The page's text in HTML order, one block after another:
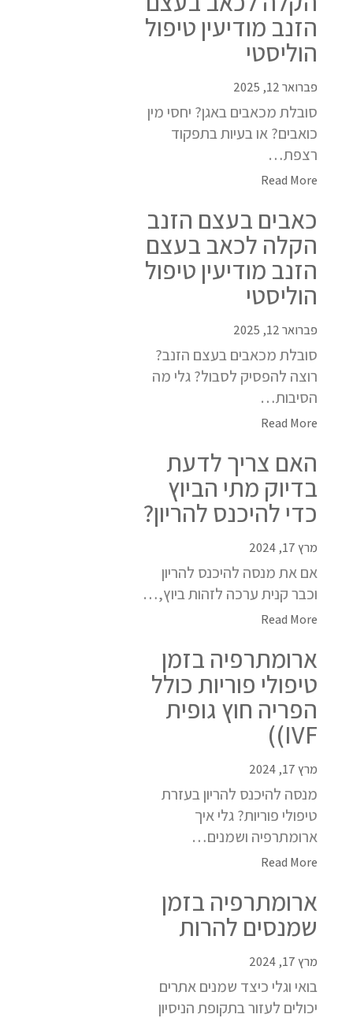
הזנב מודיעין טיפול
הוליסטי
פברואר 12, 2025
סובלת מכאבים באגן? יחסי מין
כואבים? או בעיות בתפקוד
רצפת…
Read More
כאבים בעצם הזנב
הקלה לכאב בעצם
הזנב מודיעין טיפול
הוליסטי
פברואר 12, 2025
סובלת מכאבים בעצם הזנב?
רוצה להפסיק לסבול? גלי מה
הסיבות…
Read More
האם צריך לדעת
בדיוק מתי הביוץ
כדי להיכנס להריון?
מרץ 17, 2024
אם את מנסה להיכנס להריון
וכבר קנית ערכה לזהות ביוץ,…
Read More
ארומתרפיה בזמן
טיפולי פוריות כולל
הפריה חוץ גופית
IVF))
מרץ 17, 2024
מנסה להיכנס להריון בעזרת
טיפולי פוריות? גלי איך
ארומתרפיה ושמנים…
Read More
ארומתרפיה בזמן
שמנסים להרות
מרץ 17, 2024
בואי וגלי כיצד שמנים אתרים
יכולים לעזור בתקופת הניסיון